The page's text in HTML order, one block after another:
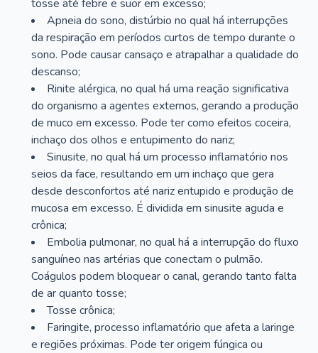
tosse até febre e suor em excesso;
Apneia do sono, distúrbio no qual há interrupções
da respiração em períodos curtos de tempo durante o
sono. Pode causar cansaço e atrapalhar a qualidade do
descanso;
Rinite alérgica, no qual há uma reação significativa
do organismo a agentes externos, gerando a produção
de muco em excesso. Pode ter como efeitos coceira,
inchaço dos olhos e entupimento do nariz;
Sinusite, no qual há um processo inflamatório nos
seios da face, resultando em um inchaço que gera
desde desconfortos até nariz entupido e produção de
mucosa em excesso. É dividida em sinusite aguda e
crônica;
Embolia pulmonar, no qual há a interrupção do fluxo
sanguíneo nas artérias que conectam o pulmão.
Coágulos podem bloquear o canal, gerando tanto falta
de ar quanto tosse;
Tosse crônica;
Faringite, processo inflamatório que afeta a laringe
e regiões próximas. Pode ter origem fúngica ou